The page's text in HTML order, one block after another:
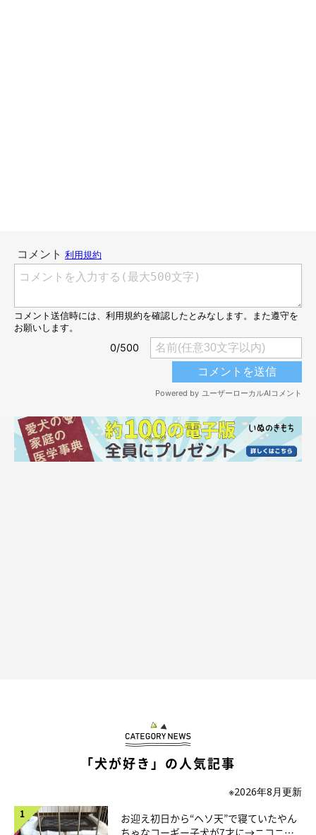
「あ、いえ…これは…」
@fufufufufu_ta
飼い主さんの検問に引っかかったふう太くんは、目を閉じてゆっ
くりと顔を動かして…
「じつは靴が口に飛んできて…」
視線をそらしてシラを切ろうとするのでした。もしかしたら、必
死になって言い訳を考えていたのかもしれませんね（笑）
「犬が好き」の人気記事
※2026年8月更新
お迎え初日から“ヘソ天”で寝ていたやん